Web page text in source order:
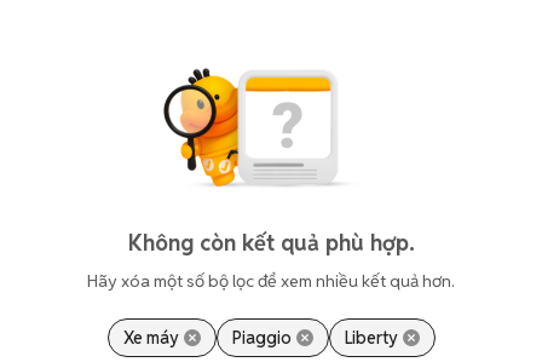
Không còn kết quả phù hợp.
Hãy xóa một số bộ lọc để xem nhiều kết quả hơn.
Xe máy Piaggio Liberty